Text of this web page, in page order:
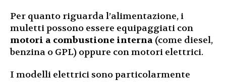
Per quanto riguarda l’alimentazione, i
muletti possono essere equipaggiati con
motori a combustione interna (come diesel,
benzina o GPL) oppure con motori elettrici.
I modelli elettrici sono particolarmente